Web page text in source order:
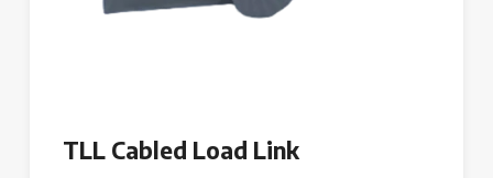
TLL Cabled Load Link